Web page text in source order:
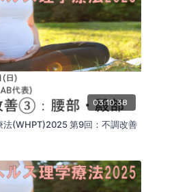
03:10:38
法(WHPT)2025 第9回：不調改善